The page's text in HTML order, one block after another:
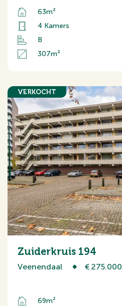
63m²
4 Kamers
B
307m²
VERKOCHT
Zuiderkruis 194
Veenendaal € 275.000
69m²